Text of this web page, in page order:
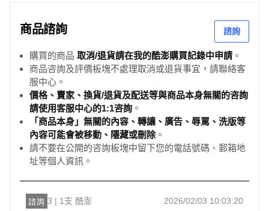
商品諮詢 諮詢
購買的商品 取消/退貨請在我的酷澎購買記錄中申請 。
商品咨詢及評價板塊不處理取消或退貨事宜，請聯絡客
服中心。
價格、賣家、換貨/退貨及配送等與商品本身無關的咨詢
請使用客服中心的1:1咨詢 。
「商品本身」無關的內容、轉讓、廣告、辱罵、洗版等
內容可能會被移動、隱藏或刪除。
請不要在公開的咨詢板塊中留下您的電話號碼、郵箱地
址等個人資訊。
諮詢 3 | 1支 酷澎 2026/02/03 10:03:20